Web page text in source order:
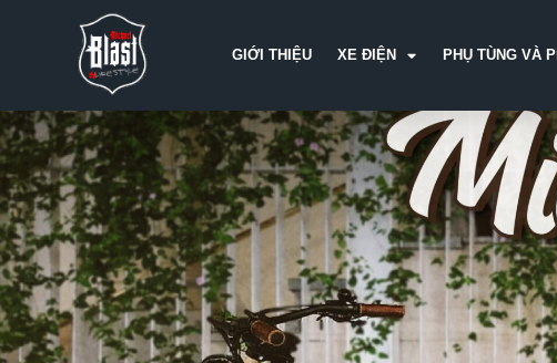
GIỚI THIỆU XE ĐIỆN PHỤ TÙNG VÀ